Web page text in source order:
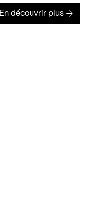
En découvrir plus